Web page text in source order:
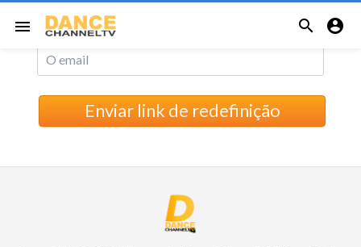
menu  
Reset password
Enviar link de redefinição